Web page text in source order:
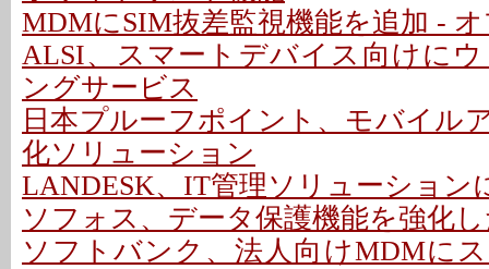
MDMにSIM抜差監視機能を追加 -
ALSI、スマートデバイス向けに
ングサービス
日本プルーフポイント、モバイル
化ソリューション
LANDESK、IT管理ソリューション
ソフォス、データ保護機能を強化
ソフトバンク、法人向けMDMに